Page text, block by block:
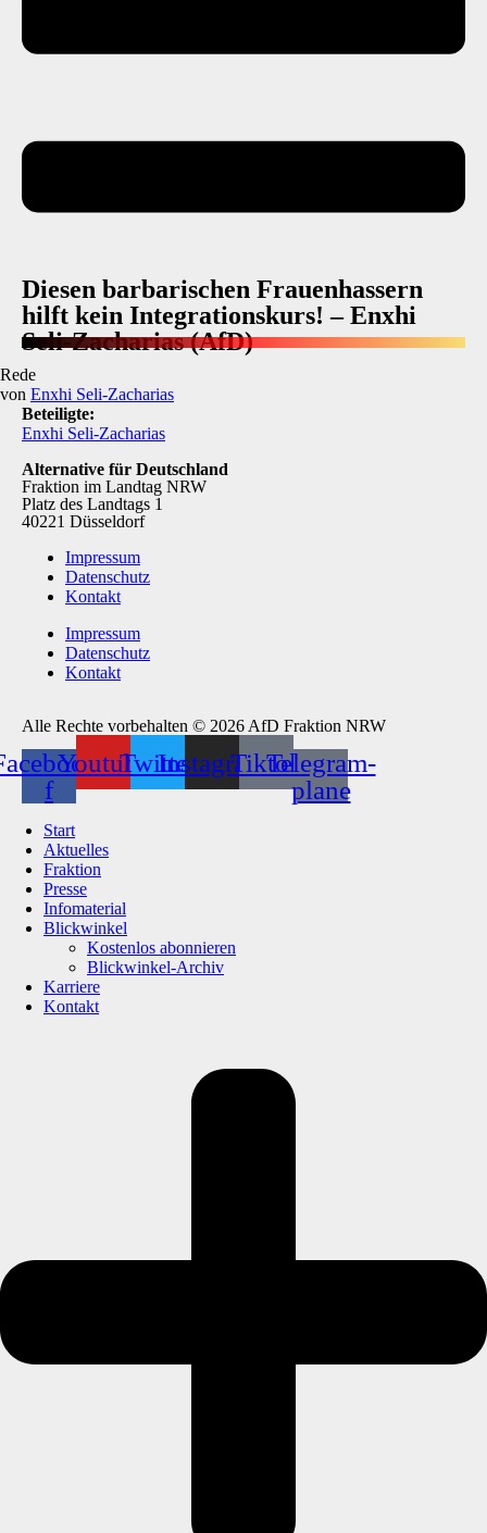
Diesen barbarischen Frauenhassern
hilft kein Integrationskurs! – Enxhi
Seli-Zacharias (AfD)
Rede
von Enxhi Seli-Zacharias
Beteiligte:
Enxhi Seli-Zacharias
Alternative für Deutschland
Fraktion im Landtag NRW
Platz des Landtags 1
40221 Düsseldorf
Impressum
Datenschutz
Kontakt
Impressum
Datenschutz
Kontakt
Alle Rechte vorbehalten © 2026 AfD Fraktion NRW
f
YoutubeTwitterInstagramTiktokTelegram-
plane
Start
Aktuelles
Fraktion
Presse
Infomaterial
Blickwinkel
Kostenlos abonnieren
Blickwinkel-Archiv
Karriere
Kontakt